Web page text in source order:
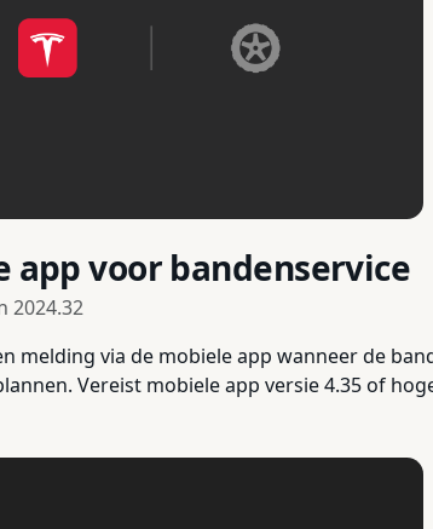
app voor bandenservice
2024.32
melding via de mobiele app wanneer de
Vereist mobiele app versie 4.35 of